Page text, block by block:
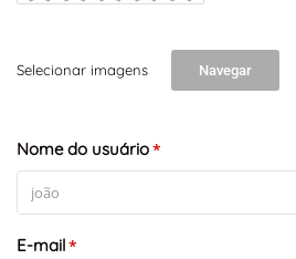
Selecionar imagens Navegar
Nome do usuário*
E-mail*